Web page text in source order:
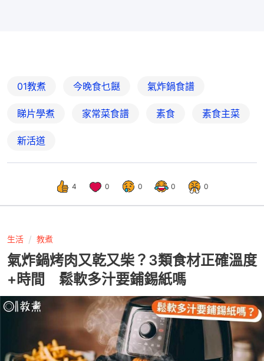
01教煮 今晚食乜餸 氣炸鍋食譜
睇片學煮 家常菜食譜 素食 素食主菜
新活道
4 0 0 0 0
生活 教煮
氣炸鍋烤肉又乾又柴？3類食材正確溫度
+時間 鬆軟多汁要鋪錫紙嗎